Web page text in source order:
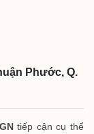
Phước, Q.
tiếp cận cụ thể